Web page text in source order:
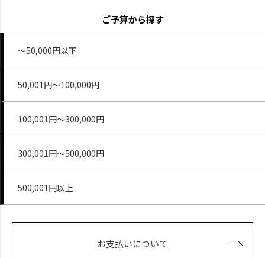
ご予算から探す
～50,000円以下
50,001円～100,000円
100,001円～300,000円
300,001円～500,000円
500,001円以上
お支払いについて